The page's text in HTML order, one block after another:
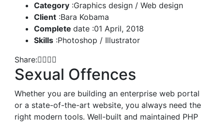
Category :Graphics design / Web design
Client :Bara Kobama
Complete date :01 April, 2018
Skills :Photoshop / Illustrator
Share:
Sexual Offences
Whether you are building an enterprise web portal
or a state-of-the-art website, you always need the
right modern tools. Well-built and maintained PHP